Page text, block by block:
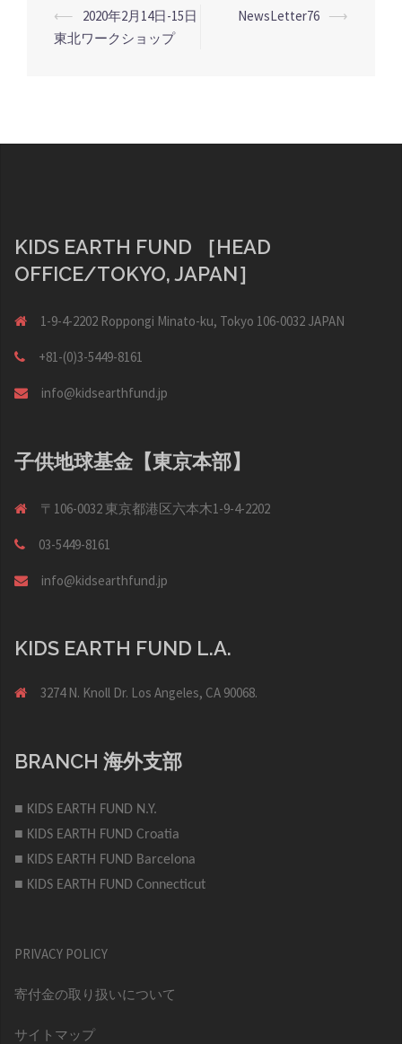
投
稿
ー
ン
⟵
2020年2月14日-15日
東北ワークショップ
NewsLetter76 ⟶
KIDS EARTH FUND ［HEAD
OFFICE/TOKYO, JAPAN］
1-9-4-2202 Roppongi Minato-ku, Tokyo 106-0032 JAPAN
+81-(0)3-5449-8161
info@kidsearthfund.jp
子供地球基金【東京本部】
〒106-0032 東京都港区六本木1-9-4-2202
03-5449-8161
info@kidsearthfund.jp
KIDS EARTH FUND L.A.
3274 N. Knoll Dr. Los Angeles, CA 90068.
BRANCH 海外支部
■ KIDS EARTH FUND N.Y.
■ KIDS EARTH FUND Croatia
■ KIDS EARTH FUND Barcelona
■ KIDS EARTH FUND Connecticut
PRIVACY POLICY
寄付金の取り扱いについて
サイトマップ